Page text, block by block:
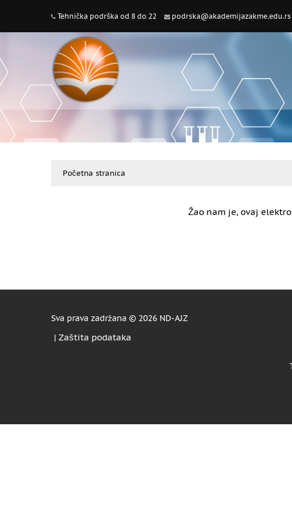
Tehnička podrška od 8 do 22 podrska@akademijazakme.edu.rs
Početna stranica
Žao nam je, ovaj
Sva prava zadržana © 2026 ND-AJZ
| Zaštita podataka